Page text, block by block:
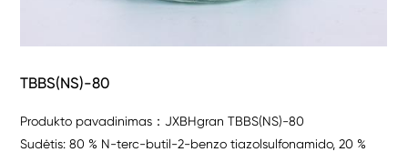
TBBS(NS)-80
Produkto pavadinimas：JXBHgran TBBS(NS)-80
Sudėtis: 80 % N-terc-butil-2-benzo tiazolsulfonamido, 20 %